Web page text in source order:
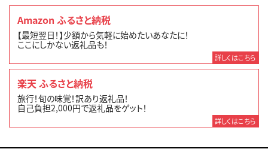
Amazon ふるさと納税
【最短翌日！】少額から気軽に始めたいあなたに！
ここにしかない返礼品も！
詳しくはこちら
楽天 ふるさと納税
旅行！旬の味覚！訳あり返礼品！
自己負担2,000円で返礼品をゲット！
詳しくはこちら